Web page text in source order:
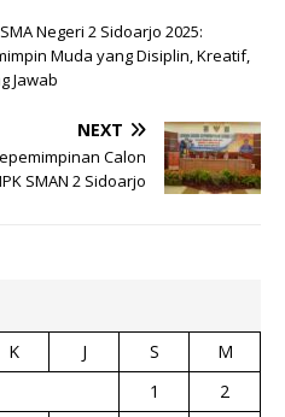
Negeri 2 Sidoarjo 2025:
Muda yang Disiplin, Kreatif,
Jawab
NEXT
Calon
SMAN 2 Sidoarjo
K J S
M
1
2